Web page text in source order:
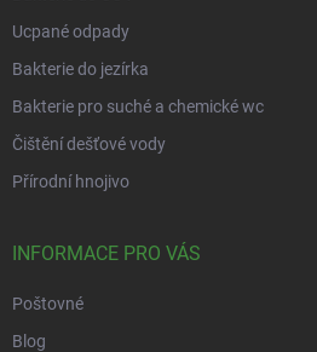
Ucpané odpady
Bakterie do jezírka
Bakterie pro suché a chemické wc
Čištění dešťové vody
Přírodní hnojivo
INFORMACE PRO VÁS
Poštovné
Blog